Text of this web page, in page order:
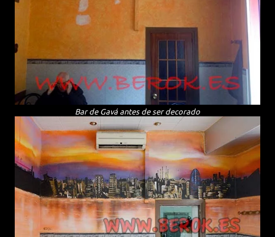
Bar de Gavá antes de ser decorado